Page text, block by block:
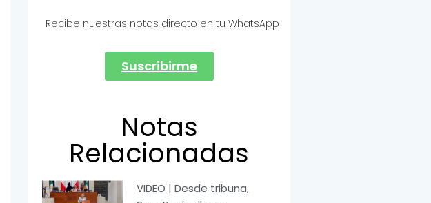
Recibe nuestras notas directo en tu WhatsApp
Suscribirme
Notas
Relacionadas
VIDEO | Desde tribuna,